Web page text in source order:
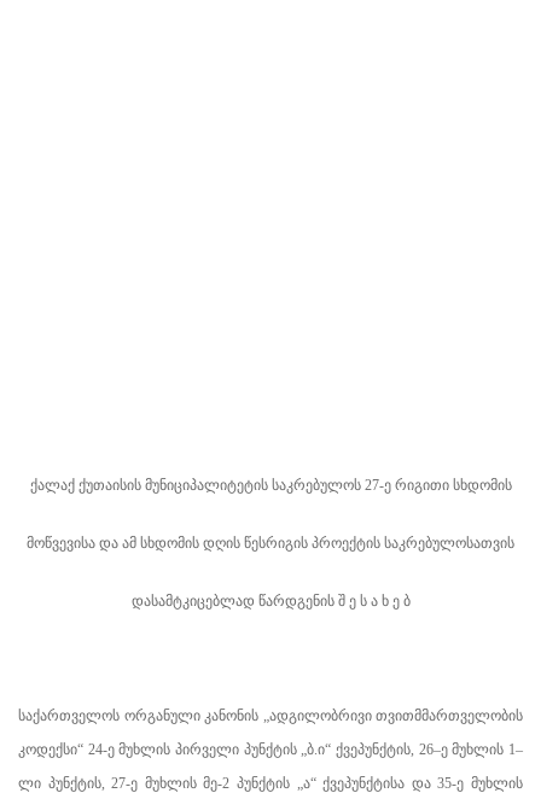
ქალაქ ქუთაისის მუნიციპალიტეტის საკრებულოს 27-ე რიგითი სხდომის
მოწვევისა და ამ სხდომის დღის წესრიგის პროექტის საკრებულოსათვის
დასამტკიცებლად წარდგენის შ ე ს ა ხ ე ბ
საქართველოს ორგანული კანონის „ადგილობრივი თვითმმართველობის
კოდექსი“ 24-ე მუხლის პირველი პუნქტის „ბ.ი“ ქვეპუნქტის, 26–ე მუხლის 1–
ლი პუნქტის, 27-ე მუხლის მე-2 პუნქტის „ა“ ქვეპუნქტისა და 35-ე მუხლის